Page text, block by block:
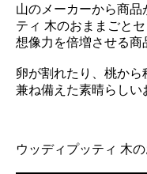
山のメーカーから商
ティ 木のおままごと
想像力を倍増させる商
卵が割れたり、桃か
兼ね備えた素晴らしい
ウッディプッティ 木